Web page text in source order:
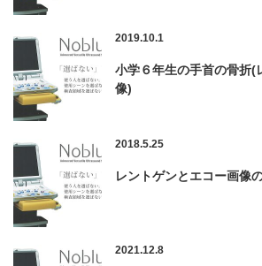
2019.10.1
小学６年生の手首の骨折(
像)
2018.5.25
レントゲンとエコー画像
2021.12.8